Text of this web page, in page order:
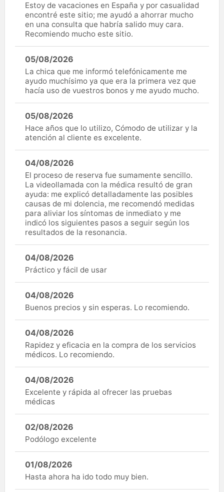
Estoy de vacaciones en España y por casualidad
encontré este sitio; me ayudó a ahorrar mucho
en una consulta que habría salido muy cara.
Recomiendo mucho este sitio.
05/08/2026
La chica que me informó telefónicamente me
ayudo muchísimo ya que era la primera vez que
hacía uso de vuestros bonos y me ayudo mucho.
05/08/2026
Hace años que lo utilizo, Cómodo de utilizar y la
atención al cliente es excelente.
04/08/2026
El proceso de reserva fue sumamente sencillo.
La videollamada con la médica resultó de gran
ayuda: me explicó detalladamente las posibles
causas de mi dolencia, me recomendó medidas
para aliviar los síntomas de inmediato y me
indicó los siguientes pasos a seguir según los
resultados de la resonancia.
04/08/2026
Práctico y fácil de usar
04/08/2026
Buenos precios y sin esperas. Lo recomiendo.
04/08/2026
Rapidez y eficacia en la compra de los servicios
médicos. Lo recomiendo.
04/08/2026
Excelente y rápida al ofrecer las pruebas
médicas
02/08/2026
Podólogo excelente
01/08/2026
Hasta ahora ha ido todo muy bien.